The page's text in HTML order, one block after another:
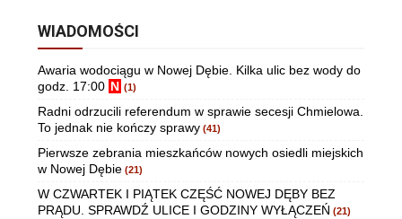
WIADOMOŚCI
Awaria wodociągu w Nowej Dębie. Kilka ulic bez wody do
godz. 17:00 N (1)
Radni odrzucili referendum w sprawie secesji Chmielowa.
To jednak nie kończy sprawy (41)
Pierwsze zebrania mieszkańców nowych osiedli miejskich
w Nowej Dębie (21)
W CZWARTEK I PIĄTEK CZĘŚĆ NOWEJ DĘBY BEZ
PRĄDU. SPRAWDŹ ULICE I GODZINY WYŁĄCZEŃ (21)